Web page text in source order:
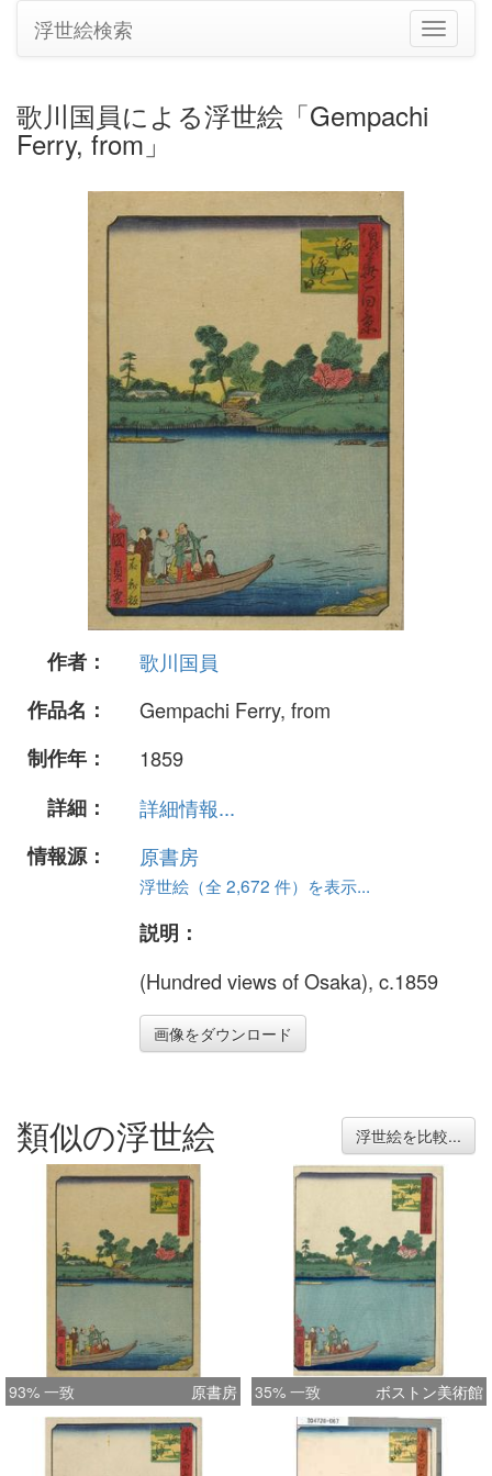
ナ
ビ
浮世絵検索
歌川国員による浮世絵「Gempachi
Ferry, from」
作者：
歌川国員
作品名：
Gempachi Ferry, from
制作年：
1859
詳細：
詳細情報...
情報源：
原書房
浮世絵（全 2,672 件）を表示...
説明：
(Hundred views of Osaka), c.1859
画像をダウンロード
類似の浮世絵 浮世絵を比較...
93% 一致 原書房 35% 一致 ボストン美術館